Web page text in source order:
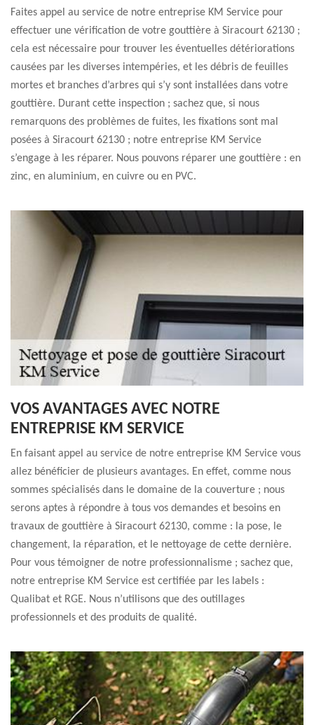
Faites appel au service de notre entreprise KM Service pour
effectuer une vérification de votre gouttière à Siracourt 62130 ;
cela est nécessaire pour trouver les éventuelles détériorations
causées par les diverses intempéries, et les débris de feuilles
mortes et branches d’arbres qui s’y sont installées dans votre
gouttière. Durant cette inspection ; sachez que, si nous
remarquons des problèmes de fuites, les fixations sont mal
posées à Siracourt 62130 ; notre entreprise KM Service
s’engage à les réparer. Nous pouvons réparer une gouttière : en
zinc, en aluminium, en cuivre ou en PVC.
VOS AVANTAGES AVEC NOTRE
ENTREPRISE KM SERVICE
En faisant appel au service de notre entreprise KM Service vous
allez bénéficier de plusieurs avantages. En effet, comme nous
sommes spécialisés dans le domaine de la couverture ; nous
serons aptes à répondre à tous vos demandes et besoins en
travaux de gouttière à Siracourt 62130, comme : la pose, le
changement, la réparation, et le nettoyage de cette dernière.
Pour vous témoigner de notre professionnalisme ; sachez que,
notre entreprise KM Service est certifiée par les labels :
Qualibat et RGE. Nous n’utilisons que des outillages
professionnels et des produits de qualité.